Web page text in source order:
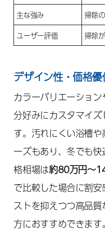
主な強み
掃除
ユーザー評価
掃除
デザイン性・価格
カラーバリエーショ
分好みにカスタマイ
す。汚れにくい浴槽
ーズもあり、冬でも
格相場は約80万円〜
で比較した場合に割
ストを抑えつつ高品
方におすすめできます。